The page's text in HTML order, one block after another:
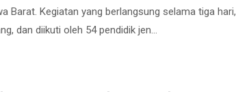
Barat. Kegiatan yang berlangsung selama tiga hari,
dan diikuti oleh 54 pendidik jen...